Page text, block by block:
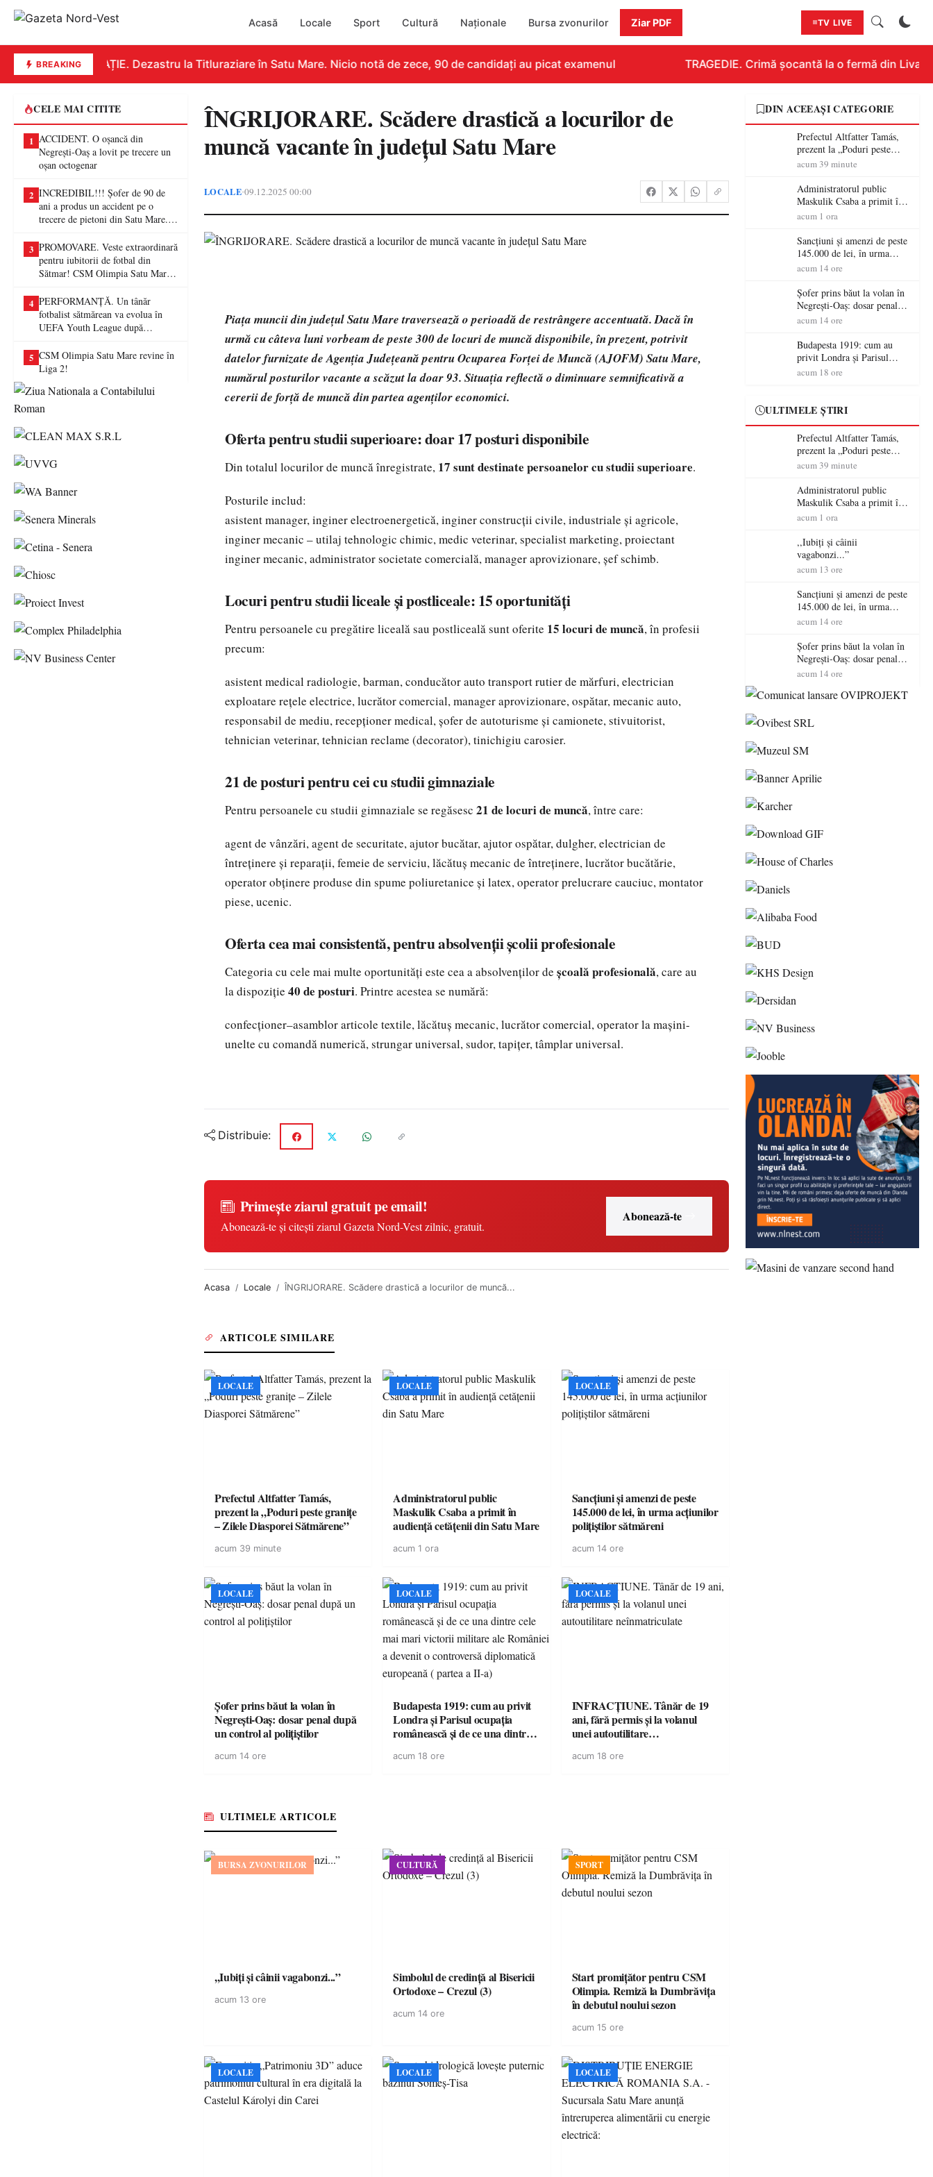
Acasă Locale Sport Cultură Naționale Bursa zvonurilor Ziar PDF TV LIVE
BREAKINGEDUCAȚIE. Dezastru la Titluraziare în Satu Mare. Nicio notă de zece, 90 de candidați au picat examenul TRAGEDIE. Crimă șocantă la o fermă din
CELE MAI CITITE
1 ACCIDENT. O oșancă din
Negrești-Oaș a lovit pe trecere un
oșan octogenar
2 INCREDIBIL!!! Șofer de 90 de
ani a produs un accident pe o
trecere de pietoni din Satu Mare. O
3 PROMOVARE. Veste extraordinară
pentru iubitorii de fotbal din
Sătmar! CSM Olimpia Satu Mare
4 PERFORMANȚĂ. Un tânăr
fotbalist sătmărean va evolua în
UEFA Youth League după
5 CSM Olimpia Satu Mare revine în
Liga 2!
ÎNGRIJORARE. Scădere drastică a locurilor de
muncă vacante în județul Satu Mare
LOCALE•09.12.2025 00:00
Piața muncii din județul Satu Mare traversează o perioadă de restrângere accentuată. Dacă în
urmă cu câteva luni vorbeam de peste 300 de locuri de muncă disponibile, în prezent, potrivit
datelor furnizate de Agenția Județeană pentru Ocuparea Forței de Muncă (AJOFM) Satu Mare,
numărul posturilor vacante a scăzut la doar 93. Situația reflectă o diminuare semnificativă a
cererii de forță de muncă din partea agenților economici.
Oferta pentru studii superioare: doar 17 posturi disponibile
Din totalul locurilor de muncă înregistrate, 17 sunt destinate persoanelor cu studii superioare.
Posturile includ:
asistent manager, inginer electroenergetică, inginer construcții civile, industriale și agricole,
inginer mecanic – utilaj tehnologic chimic, medic veterinar, specialist marketing, proiectant
inginer mecanic, administrator societate comercială, manager aprovizionare, șef schimb.
Locuri pentru studii liceale și postliceale: 15 oportunități
Pentru persoanele cu pregătire liceală sau postliceală sunt oferite 15 locuri de muncă, în profesii
precum:
asistent medical radiologie, barman, conducător auto transport rutier de mărfuri, electrician
exploatare rețele electrice, lucrător comercial, manager aprovizionare, ospătar, mecanic auto,
responsabil de mediu, recepționer medical, șofer de autoturisme și camionete, stivuitorist,
tehnician veterinar, tehnician reclame (decorator), tinichigiu carosier.
21 de posturi pentru cei cu studii gimnaziale
Pentru persoanele cu studii gimnaziale se regăsesc 21 de locuri de muncă, între care:
agent de vânzări, agent de securitate, ajutor bucătar, ajutor ospătar, dulgher, electrician de
întreținere și reparații, femeie de serviciu, lăcătuș mecanic de întreținere, lucrător bucătărie,
operator obținere produse din spume poliuretanice și latex, operator prelucrare cauciuc, montator
piese, ucenic.
Oferta cea mai consistentă, pentru absolvenții școlii profesionale
Categoria cu cele mai multe oportunități este cea a absolvenților de școală profesională, care au
la dispoziție 40 de posturi. Printre acestea se numără:
confecționer–asamblor articole textile, lăcătuș mecanic, lucrător comercial, operator la mașini-
unelte cu comandă numerică, strungar universal, sudor, tapițer, tâmplar universal.
Distribuie:
Primește ziarul gratuit pe email!
Abonează-te și citești ziarul Gazeta Nord-Vest zilnic, gratuit.
Abonează-te
Acasa Locale ÎNGRIJORARE. Scădere drastică a locurilor de muncă...
ARTICOLE SIMILARE
LOCALE
Prefectul Altfatter Tamás,
prezent la „Poduri peste granițe
– Zilele Diasporei Sătmărene”
acum 39 minute
LOCALE
Administratorul public
Maskulik Csaba a primit în
audiență cetățenii din Satu Mare
acum 1 ora
LOCALE
Sancțiuni și amenzi de peste
145.000 de lei, în urma acțiunilor
polițiștilor sătmăreni
acum 14 ore
LOCALE
Șofer prins băut la volan în
Negrești-Oaș: dosar penal după
un control al polițiștilor
acum 14 ore
LOCALE
Budapesta 1919: cum au privit
Londra și Parisul ocupația
românească și de ce una dintre
României a devenit o
acum 18 ore
LOCALE
INFRACȚIUNE. Tânăr de 19
ani, fără permis și la volanul
unei autoutilitare
acum 18 ore
ULTIMELE ARTICOLE
BURSA ZVONURILOR
,,Iubiți și câinii vagabonzi...”
acum 13 ore
CULTURĂ
Simbolul de credinţă al Bisericii
Ortodoxe – Crezul (3)
acum 14 ore
SPORT
Start promițător pentru CSM
Olimpia. Remiză la Dumbrăvița
în debutul noului sezon
acum 15 ore
LOCALE LOCALE LOCALE
DIN ACEEAȘI CATEGORIE
Prefectul Altfatter Tamás,
prezent la „Poduri peste
granițe – Zilele Diasporei
acum 39 minute
Administratorul public
Maskulik Csaba a primit în
audiență cetățenii din Satu
acum 1 ora
Sancțiuni și amenzi de peste
145.000 de lei, în urma
acțiunilor polițiștilor
acum 14 ore
Șofer prins băut la volan în
Negrești-Oaș: dosar penal
după un control al
acum 14 ore
Budapesta 1919: cum au
privit Londra și Parisul
ocupația românească și de ce
României a devenit o
controversă diplomatică
europeană ( partea a II-a)
acum 18 ore
ULTIMELE ȘTIRI
Prefectul Altfatter Tamás,
prezent la „Poduri peste
granițe – Zilele Diasporei
acum 39 minute
Administratorul public
Maskulik Csaba a primit în
audiență cetățenii din Satu
acum 1 ora
,,Iubiți și câinii
vagabonzi...”
acum 13 ore
Sancțiuni și amenzi de peste
145.000 de lei, în urma
acțiunilor polițiștilor
acum 14 ore
Șofer prins băut la volan în
Negrești-Oaș: dosar penal
după un control al
acum 14 ore